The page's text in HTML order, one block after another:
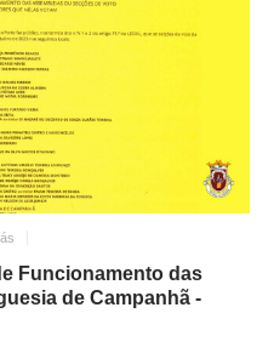
Funcionamento das
de Campanhã -